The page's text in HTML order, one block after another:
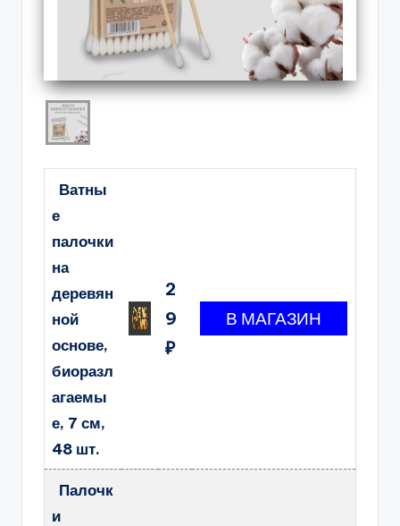
Ватны
е
палочки
на
деревян
ной
основе,
биоразл
агаемы
е, 7 см,
48 шт.
2
9
₽
Палочк
и